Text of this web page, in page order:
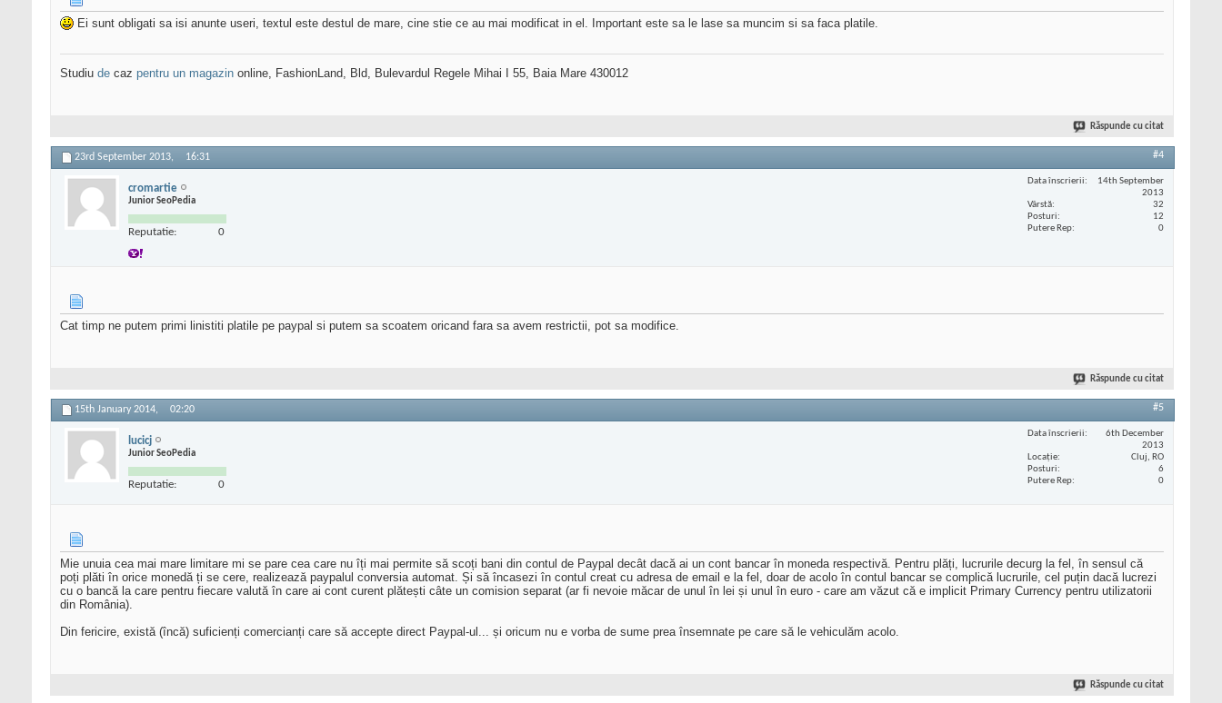
Ei sunt obligati sa isi anunte useri, textul este destul de mare, cine stie ce au mai modificat in el. Important este sa le lase sa muncim si sa faca platile.
Studiu de caz pentru un magazin online, FashionLand, Bld, Bulevardul Regele Mihai I 55, Baia Mare 430012
Răspunde cu citat
23rd September 2013, 16:31 #4
cromartie
Junior SeoPedia
Reputatie: 0
Data înscrierii
14th September
2013
Vârstă
32
Posturi
12
Putere Rep
0
Cat timp ne putem primi linistiti platile pe paypal si putem sa scoatem oricand fara sa avem restrictii, pot sa modifice.
Răspunde cu citat
15th January 2014, 02:20 #5
lucicj
Junior SeoPedia
Reputatie: 0
Data înscrierii
6th December
2013
Locaţie
Cluj, RO
Posturi
6
Putere Rep
0
Mie unuia cea mai mare limitare mi se pare cea care nu îți mai permite să scoți bani din contul de Paypal decât dacă ai un cont bancar în moneda respectivă. Pentru plăți, lucrurile decurg la fel, în sensul că
poți plăti în orice monedă ți se cere, realizează paypalul conversia automat. Și să încasezi în contul creat cu adresa de email e la fel, doar de acolo în contul bancar se complică lucrurile, cel puțin dacă lucrezi
cu o bancă la care pentru fiecare valută în care ai cont curent plătești câte un comision separat (ar fi nevoie măcar de unul în lei și unul în euro - care am văzut că e implicit Primary Currency pentru utilizatorii
din România).
Din fericire, există (încă) suficienți comercianți care să accepte direct Paypal-ul... și oricum nu e vorba de sume prea însemnate pe care să le vehiculăm acolo.
Răspunde cu citat